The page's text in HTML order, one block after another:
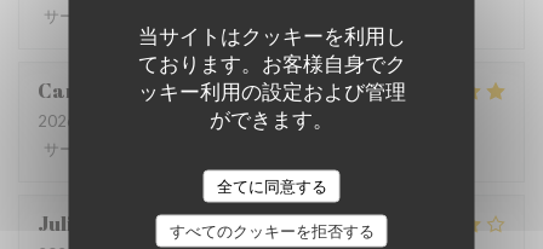
当サイトはクッキーを利用し
ております。お客様自身でク
ッキー利用の設定および管理
ができます。
全てに同意する
すべてのクッキーを拒否する
サービス
Carolina
2026-07-26
- 13:00 - ゲスト 5
サービス
Juliana